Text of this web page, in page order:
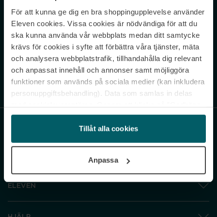
För att kunna ge dig en bra shoppingupplevelse använder
Eleven cookies. Vissa cookies är nödvändiga för att du
ska kunna använda vår webbplats medan ditt samtycke
krävs för cookies i syfte att förbättra våra tjänster, mäta
och analysera webbplatstrafik, tillhandahålla dig relevant
och anpassat innehåll och annonser samt möjliggöra
funktioner som används på sociala medier (kan inkludera
personuppgiftsbehandling). Data som samlas in delas
och gå vidare” accepterar du samtliga cookies medan du
under ”Inställningar” kan anpassa användningen av
cookies. Du kan återkalla ditt samtycke när som helst.
Tillåt alla cookies
Anpassa
Never miss a beat.
Sign up to our newsletter.
Genom att prenumerera accepterar du vår Integritetspolicy. Avprenumerera
ELEVEN